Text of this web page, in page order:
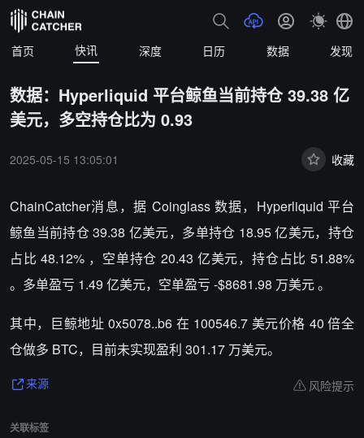
首页 快讯 深度 日历 数据 发现
数据：Hyperliquid 平台鲸鱼当前持仓 39.38 亿
美元，多空持仓比为 0.93
2025-05-15 13:05:01 收藏
ChainCatcher消息，据 Coinglass 数据，Hyperliquid 平台
鲸鱼当前持仓 39.38 亿美元，多单持仓 18.95 亿美元，持仓
占比 48.12% ，空单持仓 20.43 亿美元，持仓占比 51.88%
。多单盈亏 1.49 亿美元，空单盈亏 -$8681.98 万美元 。
其中，巨鲸地址 0x5078..b6 在 100546.7 美元价格 40 倍全
仓做多 BTC，目前未实现盈利 301.17 万美元。
来源 风险提示
关联标签